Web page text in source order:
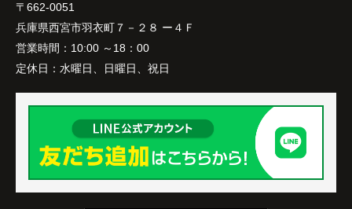
〒662-0051
兵庫県西宮市羽衣町７－２８ ー４Ｆ
営業時間： 10:00 ～18：00
定休日： 水曜日、日曜日、祝日